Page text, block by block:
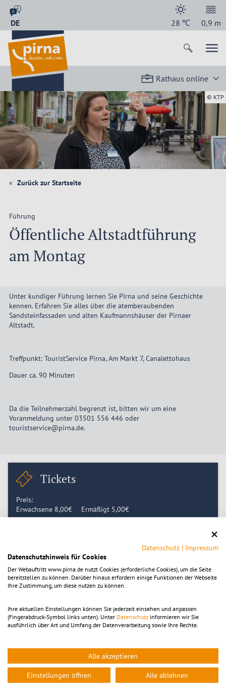
DE 28 ℃ 0,9 m
Rathaus online
© KTP
Zurück zur Startseite
Führung
Öffentliche Altstadtführung
am Montag
Unter kundiger Führung lernen Sie Pirna und seine Geschichte
kennen. Erfahren Sie alles über die atemberaubenden
Sandsteinfassaden und alten Kaufmannshäuser der Pirnaer
Altstadt.
Treffpunkt: TouristService Pirna, Am Markt 7, Canalettohaus
Dauer ca. 90 Minuten
Da die Teilnehmerzahl begrenzt ist, bitten wir um eine
Voranmeldung unter 03501 556 446 oder
touristservice@pirna.de.
Tickets
Preis:
Erwachsene 8,00€ Ermäßigt 5,00€
Zeitpunkt
Montag 26.10.2026, 14:00
Location
TouristService Pirna
Am Markt 7
Datenschutz | Impressum
Datenschutzhinweis für Cookies
Der Webauftritt www.pirna.de nutzt Cookies (erforderliche Cookies), um die Seite
bereitstellen zu können. Darüber hinaus erfordern einige Funktionen der Webseite
Ihre Zustimmung, um diese nutzen zu können.
Ihre aktuellen Einstellungen können Sie jederzeit einsehen und anpassen
(Fingerabdruck-Symbol links unten). Unter Datenschutz informieren wir Sie
ausführlich über Art und Umfang der Datenverarbeitung sowie Ihre Rechte.
Alle akzeptieren
Einstellungen öffnen Alle ablehnen